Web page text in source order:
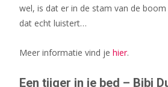
wel, is dat er in de stam van de
dat echt luistert…
Meer informatie vind je hier.
Een tijger in je bed – Bibi